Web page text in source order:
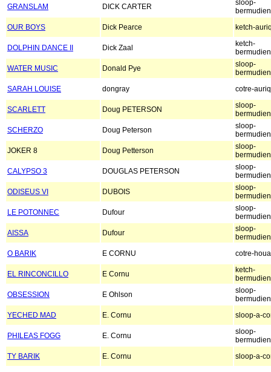
GRANSLAM
DICK CARTER
sloop-
bermudien
OUR BOYS
Dick Pearce ketch-
DOLPHIN DANCE II Dick Zaal
ketch-
bermudien
WATER MUSIC
Donald Pye
sloop-
bermudien
SARAH LOUISE
dongray cotre-
SCARLETT Doug PETERSON
sloop-
bermudien
SCHERZO
Doug Peterson
sloop-
bermudien
JOKER 8
Doug Petterson
sloop-
bermudien
CALYPSO 3
DOUGLAS PETERSON
sloop-
bermudien
ODISEUS VI
DUBOIS
sloop-
bermudien
LE POTONNEC
Dufour
sloop-
bermudien
AISSA
Dufour
sloop-
bermudien
O BARIK
E CORNU cotre-
EL RINCONCILLO E Cornu
ketch-
bermudien
OBSESSION
E Ohlson
sloop-
bermudien
YECHED MAD
E. Cornu sloop-a-
PHILEAS FOGG E. Cornu
sloop-
bermudien
TY BARIK
E. Cornu sloop-a-